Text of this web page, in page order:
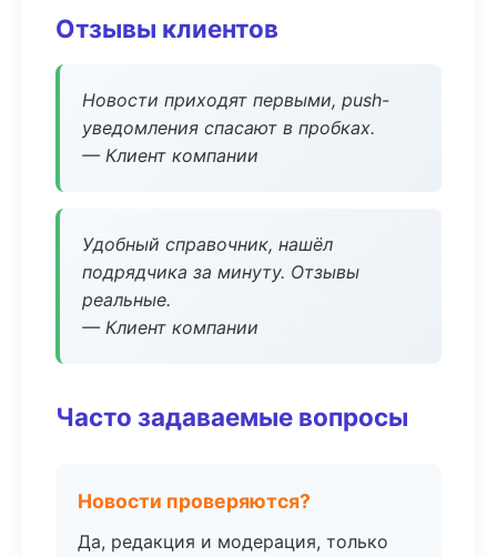
Отзывы клиентов
Новости приходят первыми, push-
уведомления спасают в пробках.
— Клиент компании
Удобный справочник, нашёл
подрядчика за минуту. Отзывы
реальные.
— Клиент компании
Часто задаваемые вопросы
Новости проверяются?
Да, редакция и модерация, только